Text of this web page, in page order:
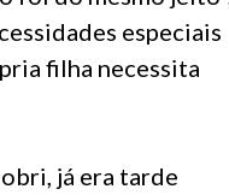
especiais
filha necessita
já era tarde